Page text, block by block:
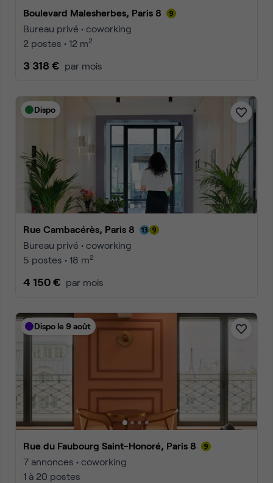
Boulevard Malesherbes, Paris 8
Bureau privé • coworking
2 postes • 12 m2
3 318 € par mois
Dispo
Rue Cambacérès, Paris 8
Bureau privé • coworking
5 postes • 18 m2
4 150 € par mois
Dispo le 9 août
Rue du Faubourg Saint-Honoré, Paris 8
7 annonces • coworking
1 à 20 postes